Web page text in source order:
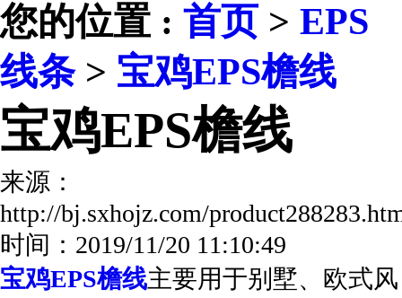
您的位置 : 首页 > EPS
线条> 宝鸡EPS檐线
宝鸡EPS檐线
来源：
http://bj.sxhojz.com/
时间：2019/11/20 11:10:49
宝鸡EPS檐线主要用于别墅、欧式风